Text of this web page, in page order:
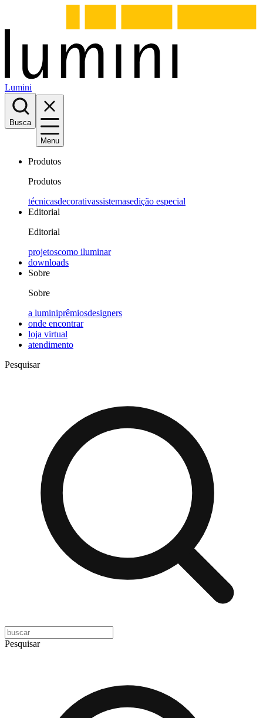
Lumini
Busca
Menu
Produtos
Produtos
técnicasdecorativassistemasedição especial
Editorial
Editorial
projetoscomo iluminar
downloads
Sobre
Sobre
a luminiprêmiosdesigners
onde encontrar
loja virtual
atendimento
Pesquisar
Pesquisar